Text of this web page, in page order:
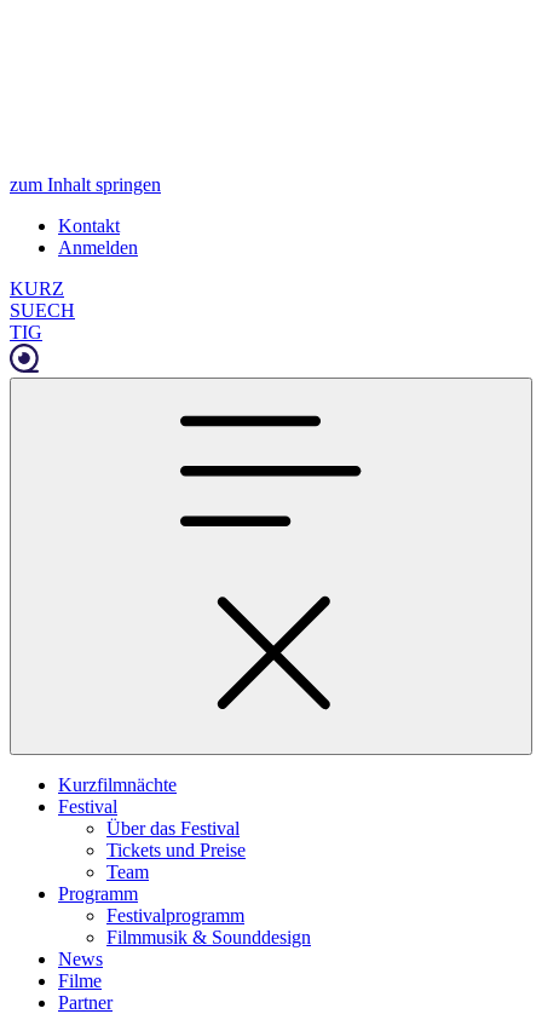
zum Inhalt springen
Kontakt
Anmelden
KURZ
SUECH
TIG
Kurzfilmnächte
Festival
Über das Festival
Tickets und Preise
Team
Programm
Festivalprogramm
Filmmusik & Sounddesign
News
Filme
Partner